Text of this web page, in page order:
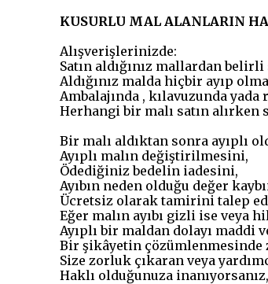
KUSURLU MAL ALANLARIN
Alışverişlerinizde:
Satın aldığınız mallardan
Aldığınız malda hiçbir ayıp
Ambalajında , kılavuzunda
Herhangi bir malı satın alırken
Bir malı aldıktan sonra ayıplı
Ayıplı malın değiştirilmesini,
Ödediğiniz bedelin iadesini,
Ayıbın neden olduğu değer
Ücretsiz olarak tamirini talep
Eğer malın ayıbı gizli ise veya
Ayıplı bir maldan dolayı maddi
Bir şikâyetin çözümlenmesinde
Size zorluk çıkaran veya
Haklı olduğunuza